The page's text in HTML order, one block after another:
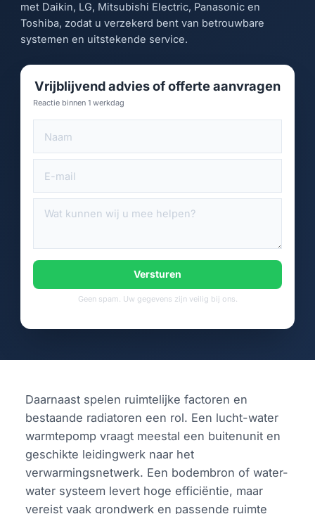
met Daikin, LG, Mitsubishi Electric, Panasonic en
Toshiba, zodat u verzekerd bent van betrouwbare
systemen en uitstekende service.
Vrijblijvend advies of offerte aanvragen
Reactie binnen 1 werkdag
Versturen
Geen spam. Uw gegevens zijn veilig bij ons.
Daarnaast spelen ruimtelijke factoren en
bestaande radiatoren een rol. Een lucht-water
warmtepomp vraagt meestal een buitenunit en
geschikte leidingwerk naar het
verwarmingsnetwerk. Een bodembron of water-
water systeem levert hoge efficiëntie, maar
vereist vaak grondwerk en passende ruimte